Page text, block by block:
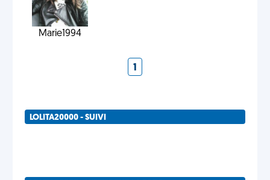
Marie1994
1
LOLITA20000 - SUIVI